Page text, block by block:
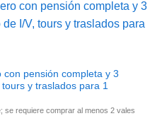
pensión completa y 3
y traslados para 1
se requiere comprar al menos 2 vales